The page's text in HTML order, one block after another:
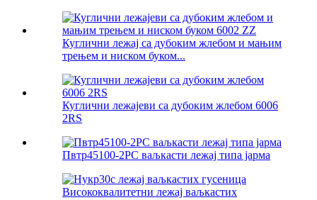
Куглични лежај са дубоким жлебом и мањим
трењем и ниском буком...
Куглични лежајеви са дубоким жлебом 6006
2RS
Пвтр45100-2РС ваљкасти лежај типа јарма